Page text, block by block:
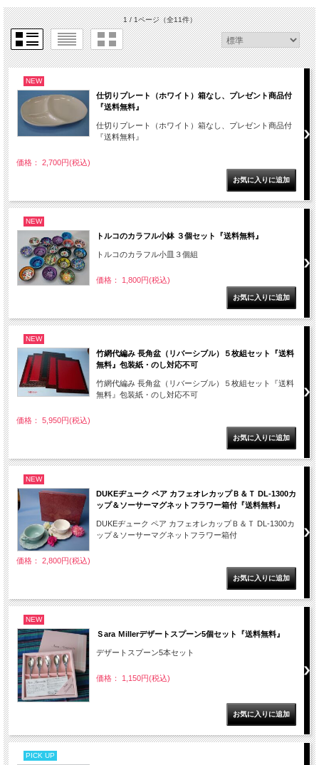
1 / 1ページ（全11件）
NEW
仕切りプレート（ホワイト）箱なし、プレゼント商品付
『送料無料』
仕切りプレート（ホワイト）箱なし、プレゼント商品付
『送料無料』
価格： 2,700円(税込)
NEW
トルコのカラフル小鉢 ３個セット『送料無料』
トルコのカラフル小皿３個組
価格： 1,800円(税込)
NEW
竹網代編み 長角盆（リバーシブル）５枚組セット『送料
無料』包装紙・のし対応不可
竹網代編み 長角盆（リバーシブル）５枚組セット『送料
無料』包装紙・のし対応不可
価格： 5,950円(税込)
NEW
DUKEヂューク ペア カフェオレカップＢ＆Ｔ DL-1300カ
ップ＆ソーサーマグネットフラワー箱付『送料無料』
DUKEヂューク ペア カフェオレカップＢ＆Ｔ DL-1300カ
ップ＆ソーサーマグネットフラワー箱付
価格： 2,800円(税込)
NEW
Ｓara Ｍillerデザートスプーン5個セット『送料無料』
デザートスプーン5本セット
価格： 1,150円(税込)
PICK UP